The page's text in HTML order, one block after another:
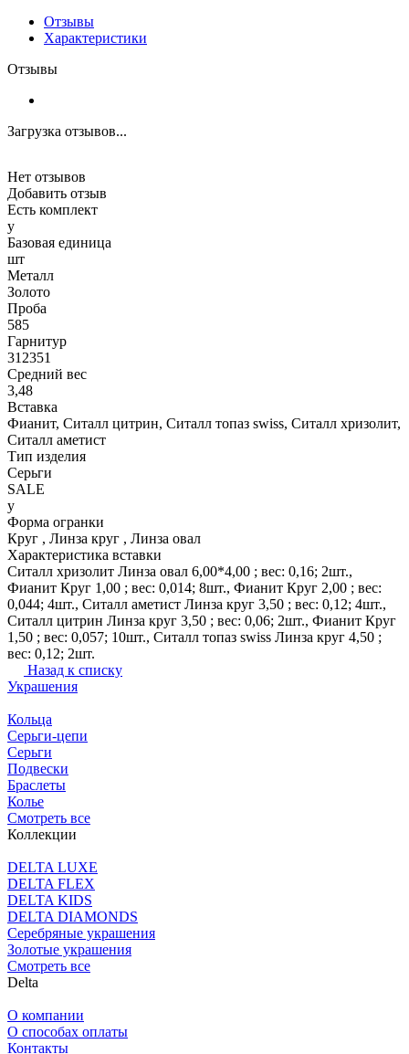
Отзывы
Характеристики
Отзывы
Загрузка отзывов...
Нет отзывов
Добавить отзыв
Есть комплект
y
Базовая единица
шт
Металл
Золото
Проба
585
Гарнитур
312351
Средний вес
3,48
Вставка
Фианит, Ситалл цитрин, Ситалл топаз swiss, Ситалл хризолит,
Ситалл аметист
Тип изделия
Серьги
SALE
y
Форма огранки
Круг , Линза круг , Линза овал
Характеристика вставки
Ситалл хризолит Линза овал 6,00*4,00 ; вес: 0,16; 2шт.,
Фианит Круг 1,00 ; вес: 0,014; 8шт., Фианит Круг 2,00 ; вес:
0,044; 4шт., Ситалл аметист Линза круг 3,50 ; вес: 0,12; 4шт.,
Ситалл цитрин Линза круг 3,50 ; вес: 0,06; 2шт., Фианит Круг
1,50 ; вес: 0,057; 10шт., Ситалл топаз swiss Линза круг 4,50 ;
вес: 0,12; 2шт.
Назад к списку
Украшения
Кольца
Серьги-цепи
Серьги
Подвески
Браслеты
Колье
Смотреть все
Коллекции
DELTA LUXE
DELTA FLEX
DELTA KIDS
DELTA DIAMONDS
Серебряные украшения
Золотые украшения
Смотреть все
Delta
О компании
О способах оплаты
Контакты